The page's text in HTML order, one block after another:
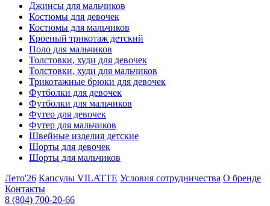
Джинсы для мальчиков
Костюмы для девочек
Костюмы для мальчиков
Кроеный трикотаж детский
Поло для мальчиков
Толстовки, худи для девочек
Толстовки, худи для мальчиков
Трикотажные брюки для девочек
Футболки для девочек
Футболки для мальчиков
Футер для девочек
Футер для мальчиков
Швейные изделия детские
Шорты для девочек
Шорты для мальчиков
Лето'26 Капсулы VILATTE Условия сотрудничества О бренде
Контакты
8 (804) 700-20-66